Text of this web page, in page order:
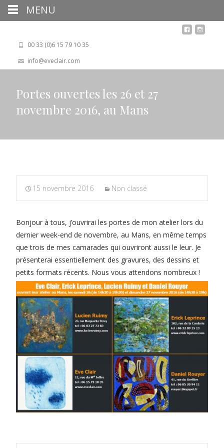
00 33 (0)6 15 79 10 35
info@eveclair.com
Portes ouvertes les 26 et 27
novembre 2016, au Mans
15 novembre 2016 Non classé
Bonjour à tous, j’ouvrirai les portes de mon atelier lors du
dernier week-end de novembre, au Mans, en même temps
que trois de mes camarades qui ouvriront aussi le leur. Je
présenterai essentiellement des gravures, des dessins et
petits formats récents. Nous vous attendons nombreux !
MENU